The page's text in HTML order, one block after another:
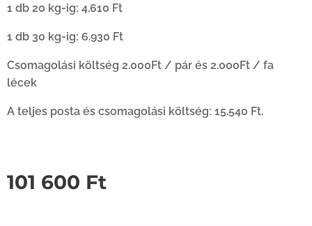
1 db 20 kg-ig: 4.610 Ft
1 db 30 kg-ig: 6.930 Ft
Csomagolási költség 2.000Ft / pár és 2.000Ft / fa
lécek
A teljes posta és csomagolási költség: 15.540 Ft.
101 600 Ft